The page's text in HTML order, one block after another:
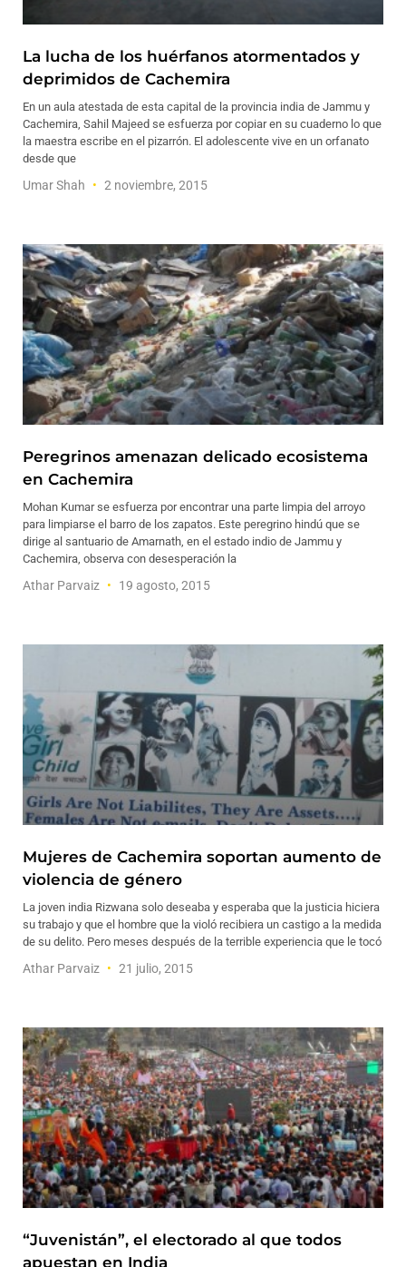
La lucha de los huérfanos atormentados y
deprimidos de Cachemira
En un aula atestada de esta capital de la provincia india de Jammu y
Cachemira, Sahil Majeed se esfuerza por copiar en su cuaderno lo que
la maestra escribe en el pizarrón. El adolescente vive en un orfanato
desde que
Umar Shah 2 noviembre, 2015
Peregrinos amenazan delicado ecosistema
en Cachemira
Mohan Kumar se esfuerza por encontrar una parte limpia del arroyo
para limpiarse el barro de los zapatos. Este peregrino hindú que se
dirige al santuario de Amarnath, en el estado indio de Jammu y
Cachemira, observa con desesperación la
Athar Parvaiz 19 agosto, 2015
Mujeres de Cachemira soportan aumento de
violencia de género
La joven india Rizwana solo deseaba y esperaba que la justicia hiciera
su trabajo y que el hombre que la violó recibiera un castigo a la medida
de su delito. Pero meses después de la terrible experiencia que le tocó
Athar Parvaiz 21 julio, 2015
“Juvenistán”, el electorado al que todos
apuestan en India